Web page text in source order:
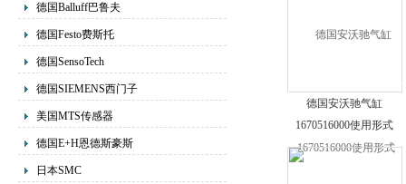
德国Balluff巴鲁夫
德国Festo费斯托
德国SensoTech
德国SIEMENS西门子
美国MTS传感器
德国E+H恩德斯豪斯
日本SMC
德国安沃驰气缸
1670516000使用形式